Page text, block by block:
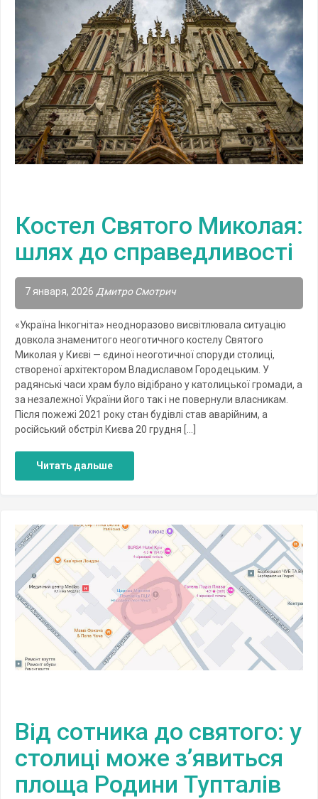
Костел Святого Миколая:
шлях до справедливості
7 января, 2026 Дмитро Смотрич
«Україна Інкогніта» неодноразово висвітлювала ситуацію
довкола знаменитого неоготичного костелу Святого
Миколая у Києві — єдиної неоготичної споруди столиці,
створеної архітектором Владиславом Городецьким. У
радянські часи храм було відібрано у католицької громади, а
за незалежної України його так і не повернули власникам.
Після пожежі 2021 року стан будівлі став аварійним, а
російський обстріл Києва 20 грудня […]
Читать дальше
Від сотника до святого: у
столиці може з’явиться
площа Родини Тупталів